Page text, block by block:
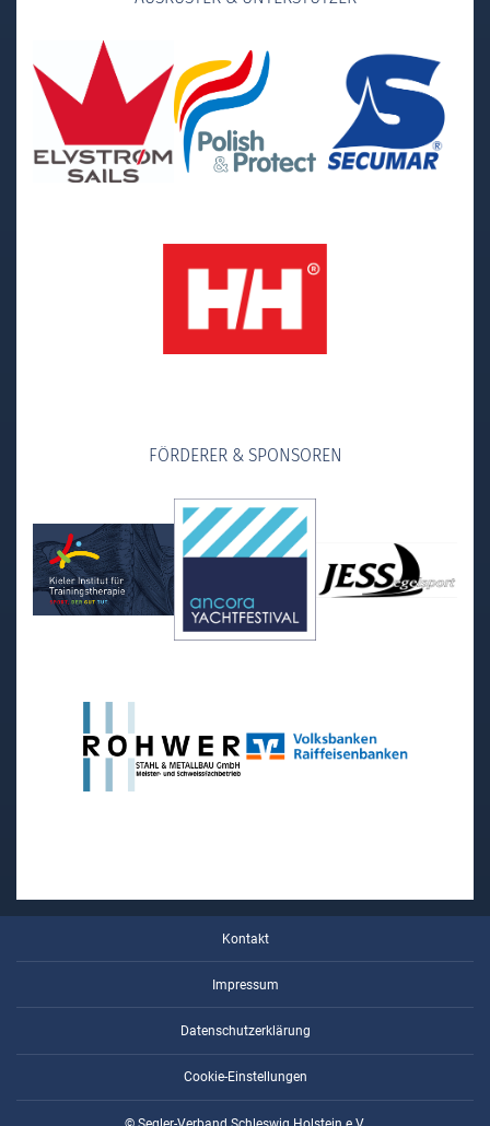
FÖRDERER & SPONSOREN
Kontakt
Impressum
Datenschutzerklärung
Cookie-Einstellungen